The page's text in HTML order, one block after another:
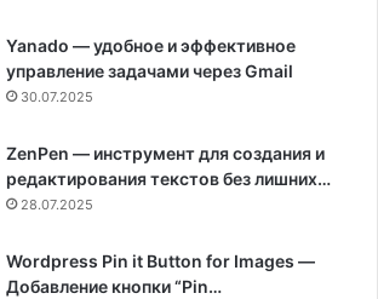
Yanado — удобное и эффективное
управление задачами через Gmail
30.07.2025
ZenPen — инструмент для создания и
редактирования текстов без лишних…
28.07.2025
Wordpress Pin it Button for Images —
Добавление кнопки “Pin…